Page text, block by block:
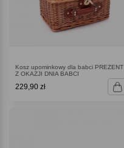
Kosz upominkowy dla babci PREZENT
Z OKAZJI DNIA BABCI
229,90 zł